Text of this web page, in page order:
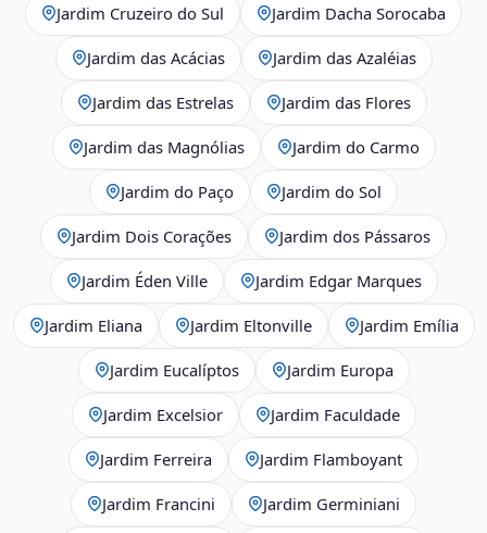
Jardim Cruzeiro do Sul Jardim Dacha Sorocaba
Jardim das Acácias Jardim das Azaléias
Jardim das Estrelas Jardim das Flores
Jardim das Magnólias Jardim do Carmo
Jardim do Paço Jardim do Sol
Jardim Dois Corações Jardim dos Pássaros
Jardim Éden Ville Jardim Edgar Marques
Jardim Eliana Jardim Eltonville Jardim Emília
Jardim Eucalíptos Jardim Europa
Jardim Excelsior Jardim Faculdade
Jardim Ferreira Jardim Flamboyant
Jardim Francini Jardim Germiniani